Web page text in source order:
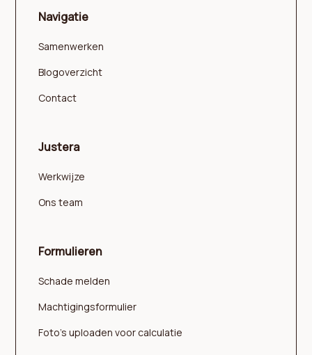
Navigatie
Samenwerken
Blogoverzicht
Contact
Justera
Werkwijze
Ons team
Formulieren
Schade melden
Machtigingsformulier
Foto's uploaden voor calculatie